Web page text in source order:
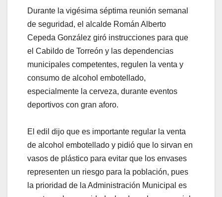
Durante la vigésima séptima reunión semanal
de seguridad, el alcalde Román Alberto
Cepeda González giró instrucciones para que
el Cabildo de Torreón y las dependencias
municipales competentes, regulen la venta y
consumo de alcohol embotellado,
especialmente la cerveza, durante eventos
deportivos con gran aforo.
El edil dijo que es importante regular la venta
de alcohol embotellado y pidió que lo sirvan en
vasos de plástico para evitar que los envases
representen un riesgo para la población, pues
la prioridad de la Administración Municipal es